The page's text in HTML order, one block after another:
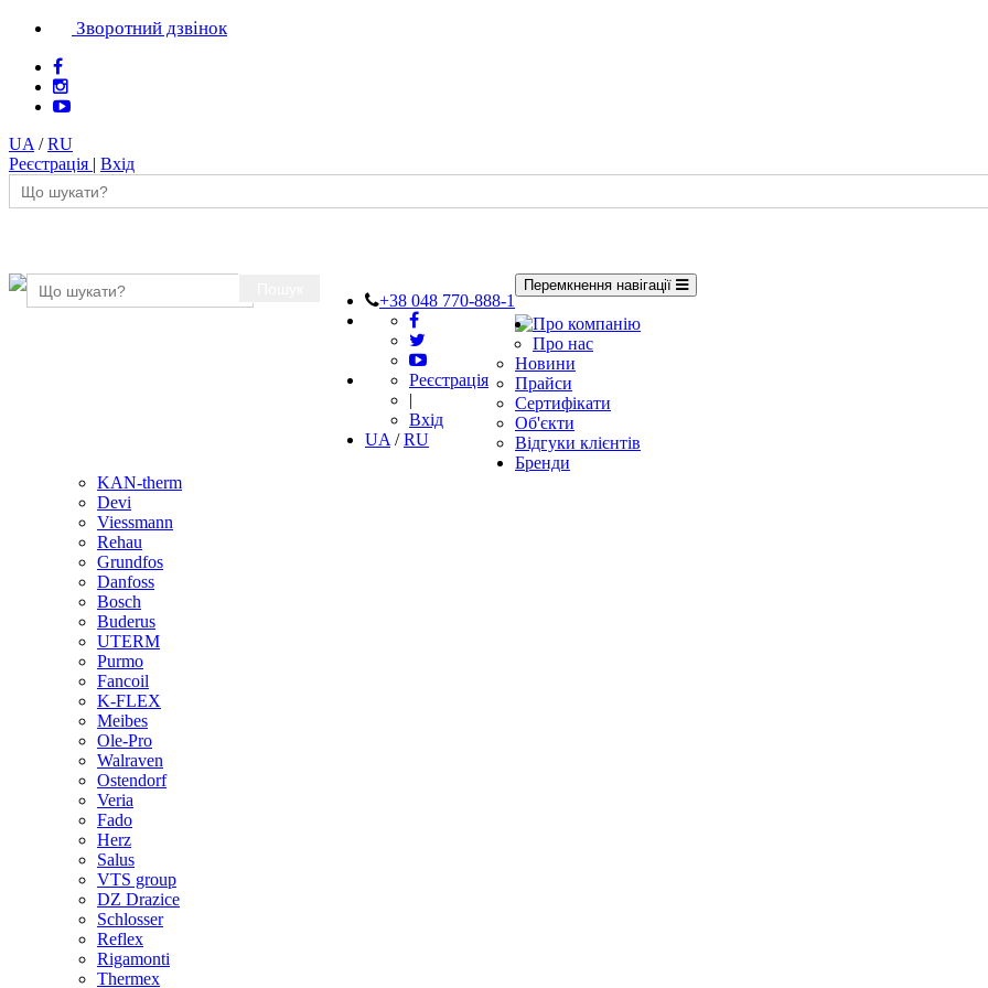
Зворотний дзвінок
UA /RU
Реєстрація | Вхід
+38 048 770-888-1
Реєстрація
|
Вхід
UA /RU
Перемкнення навігації
Про компанію
Про нас
Новини
Прайси
Сертифікати
Об'єкти
Відгуки клієнтів
Бренди
KAN-therm
Devi
Viessmann
Rehau
Grundfos
Danfoss
Bosch
Buderus
UTERM
Purmo
Fancoil
K-FLEX
Meibes
Ole-Pro
Walraven
Ostendorf
Veria
Fado
Herz
Salus
VTS group
DZ Drazice
Schlosser
Reflex
Rigamonti
Thermex